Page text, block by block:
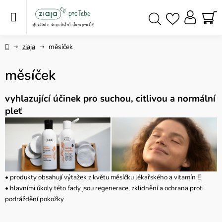
Domůziaja měsíček
měsíček
vyhlazující účinek pro suchou, citlivou a normální
pleť
• produkty obsahují výtažek z květu měsíčku lékařského a vitamín E
• hlavními úkoly této řady jsou regenerace, zklidnění a ochrana proti
podráždění pokožky